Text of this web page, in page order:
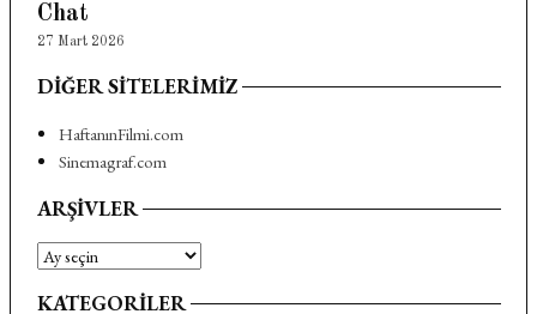
Chat
27 Mart 2026
DIĞER SITELERIMIZ
HaftanınFilmi.com
Sinemagraf.com
ARŞIVLER
Arşivler
KATEGORILER